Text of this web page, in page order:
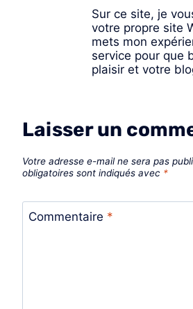
Sur ce site, je
votre propre site
mets mon
service pour que
plaisir et votre
Laisser un
Votre adresse e-mail ne sera pas
obligatoires sont indiqués avec *
Commentaire *